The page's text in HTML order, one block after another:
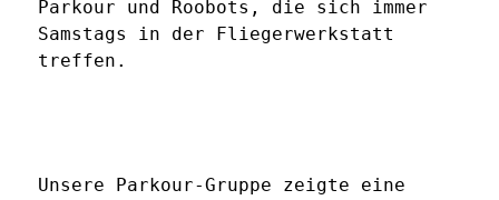
Parkour und Roobots, die sich immer
Samstags in der Fliegerwerkstatt
treffen.
Unsere Parkour-Gruppe zeigte eine